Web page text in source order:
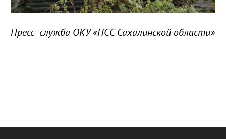
Пресс- служба ОКУ «ПСС Сахалинской области»